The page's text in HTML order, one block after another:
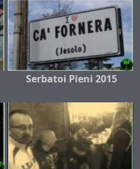
Serbatoi Pieni 2015